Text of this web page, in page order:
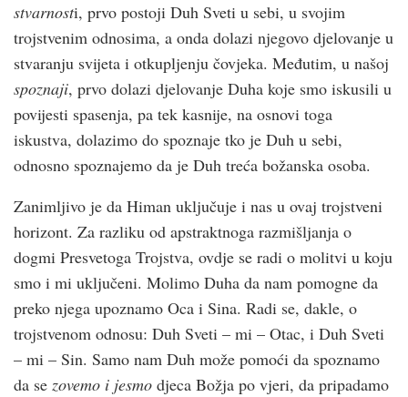
stvarnosti, prvo postoji Duh Sveti u sebi, u svojim
trojstvenim odnosima, a onda dolazi njegovo djelovanje u
stvaranju svijeta i otkupljenju čovjeka. Međutim, u našoj
spoznaji, prvo dolazi djelovanje Duha koje smo iskusili u
povijesti spasenja, pa tek kasnije, na osnovi toga
iskustva, dolazimo do spoznaje tko je Duh u sebi,
odnosno spoznajemo da je Duh treća božanska osoba.
Zanimljivo je da Himan uključuje i nas u ovaj trojstveni
horizont. Za razliku od apstraktnoga razmišljanja o
dogmi Presvetoga Trojstva, ovdje se radi o molitvi u koju
smo i mi uključeni. Molimo Duha da nam pomogne da
preko njega upoznamo Oca i Sina. Radi se, dakle, o
trojstvenom odnosu: Duh Sveti – mi – Otac, i Duh Sveti
– mi – Sin. Samo nam Duh može pomoći da spoznamo
da se zovemo i jesmo djeca Božja po vjeri, da pripadamo